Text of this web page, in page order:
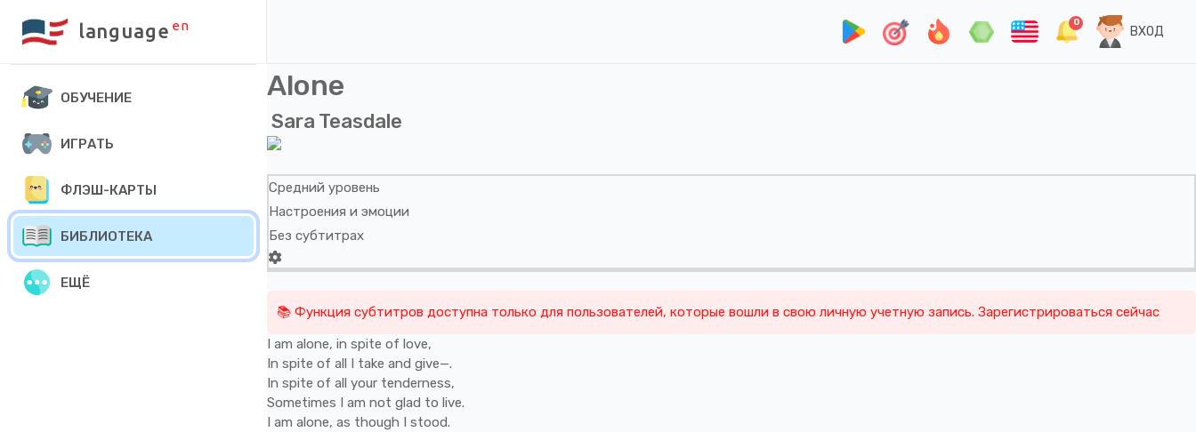
language en 0
ВХОД
Alone
Sara Teasdale
Средний уровень
Настроения и эмоции
Без субтитрах
📚 Функция субтитров доступна только для пользователей, которые вошли в свою личную учетную запись. Зарегистрироваться сейчас
I am alone, in spite of love,
In spite of all I take and give—.
In spite of all your tenderness,
Sometimes I am not glad to live.
I am alone, as though I stood.
ОБУЧЕНИЕ
ИГРАТЬ
ФЛЭШ-КАРТЫ
БИБЛИОТЕКА
ЕЩЁ